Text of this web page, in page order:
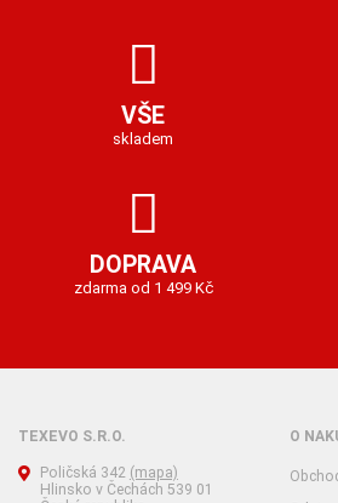
VŠE
skladem
DOPRAVA
zdarma od 1 499 Kč
TEXEVO S.R.O.
Poličská 342 (mapa)
Hlinsko v Čechách 539 01
O